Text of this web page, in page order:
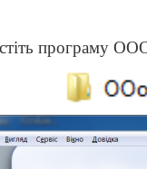
програму